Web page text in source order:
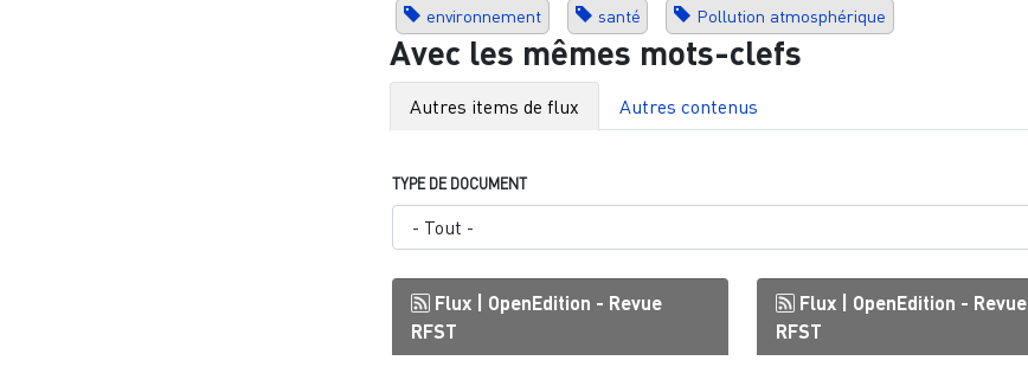
environnement santé Pollution atmosphérique
Avec les mêmes mots-clefs
Autres items de flux Autres contenus
TYPE DE DOCUMENT
Flux | OpenEdition - Revue
RFST
Flux | OpenEdition - Revue
RFST